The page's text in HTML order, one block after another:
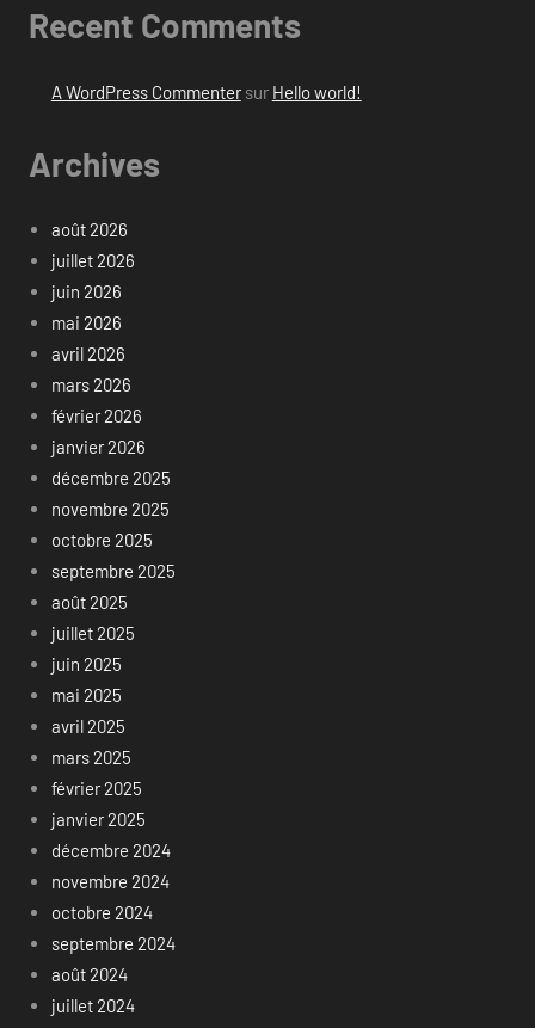
Recent Comments
A WordPress Commentersur Hello world!
Archives
août 2026
juillet 2026
juin 2026
mai 2026
avril 2026
mars 2026
février 2026
janvier 2026
décembre 2025
novembre 2025
octobre 2025
septembre 2025
août 2025
juillet 2025
juin 2025
mai 2025
avril 2025
mars 2025
février 2025
janvier 2025
décembre 2024
novembre 2024
octobre 2024
septembre 2024
août 2024
juillet 2024